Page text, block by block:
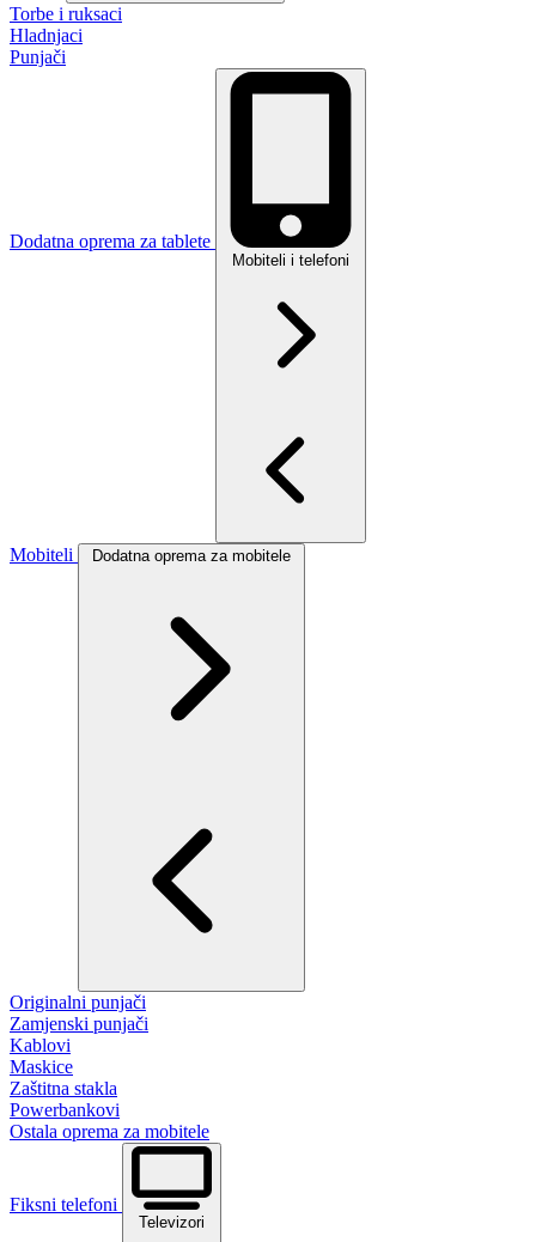
Torbe i ruksaci
Hladnjaci
Punjači
Dodatna oprema za tablete
Mobiteli i telefoni
Mobiteli Dodatna oprema za mobitele
Originalni punjači
Zamjenski punjači
Kablovi
Maskice
Zaštitna stakla
Powerbankovi
Ostala oprema za mobitele
Fiksni telefoni
Televizori